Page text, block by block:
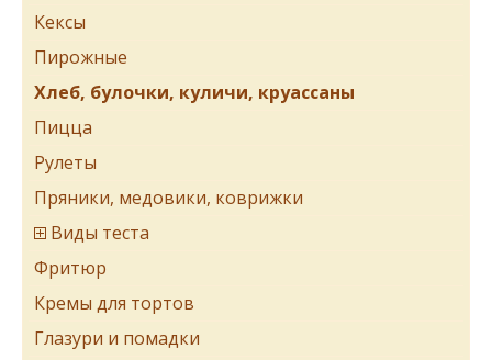
Кексы
Пирожные
Хлеб, булочки, куличи, круассаны
Пицца
Рулеты
Пряники, медовики, коврижки
Виды теста
Фритюр
Кремы для тортов
Глазури и помадки